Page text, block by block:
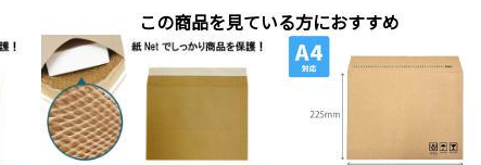
この商品を見ている方におすすめ